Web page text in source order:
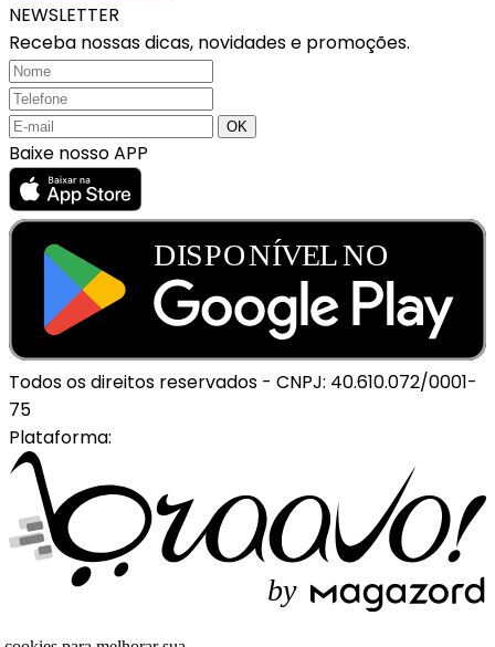
NEWSLETTER
Receba nossas dicas, novidades e promoções.
Baixe nosso APP
Todos os direitos reservados - CNPJ: 40.610.072/0001-
75
Plataforma:
by